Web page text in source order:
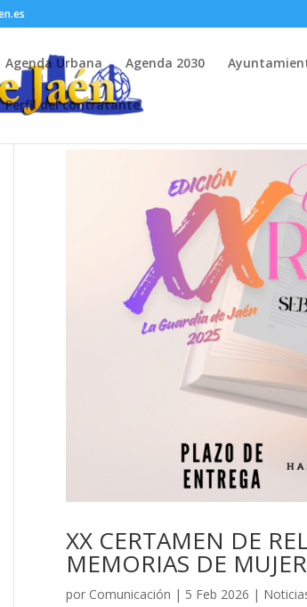
Agenda Urbana Agenda 2030
Perfil del contratante
XX CERTAMEN DE
MEMORIAS DE MUJER
por Comunicación | 5 Feb 2026 |